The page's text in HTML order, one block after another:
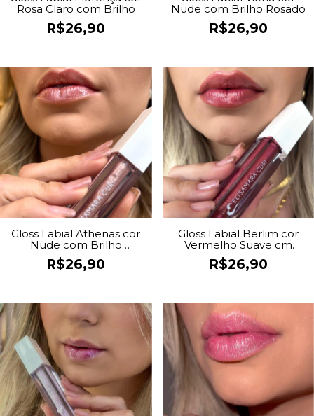
Rosa Claro com Brilho
R$26,90
Nude com Brilho Rosado
R$26,90
Gloss Labial Athenas cor
Nude com Brilho
Dourado
R$26,90
Gloss Labial Berlim cor
Vermelho Suave cm
Brilho
R$26,90